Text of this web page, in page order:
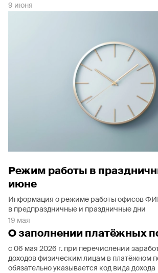
9 июня
Режим работы в
июне
Информация о режиме работы офисов
в предпраздничные и праздничные дни
19 мая
О заполнении платёжных
с 06 мая 2026 г. при перечислении
доходов физическим лицам в платёжном
обязательно указывается код вида дохода